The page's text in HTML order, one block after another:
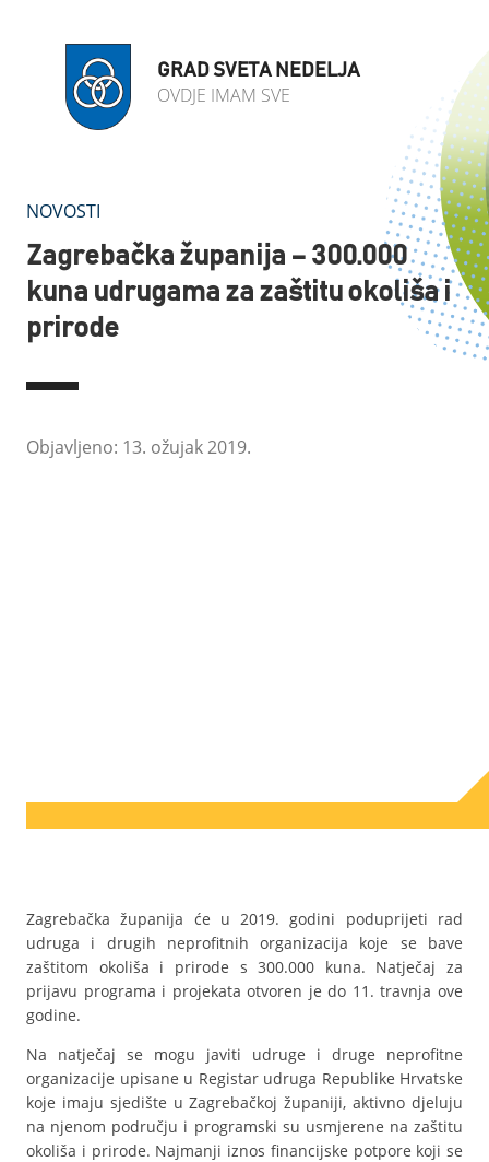
GRAD SVETA NEDELJA
OVDJE IMAM SVE
NOVOSTI
Zagrebačka županija – 300.000
kuna udrugama za zaštitu okoliša i
prirode
Objavljeno: 13. ožujak 2019.
Zagrebačka županija će u 2019. godini poduprijeti rad
udruga i drugih neprofitnih organizacija koje se bave
zaštitom okoliša i prirode s 300.000 kuna. Natječaj za
prijavu programa i projekata otvoren je do 11. travnja ove
godine.
Na natječaj se mogu javiti udruge i druge neprofitne
organizacije upisane u Registar udruga Republike Hrvatske
koje imaju sjedište u Zagrebačkoj županiji, aktivno djeluju
na njenom području i programski su usmjerene na zaštitu
okoliša i prirode. Najmanji iznos financijske potpore koji se